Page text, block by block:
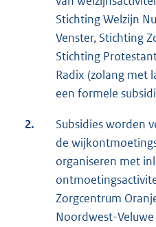
Stichting Welzijn
Venster, Stichting
Stichting
Radix (zolang met
een formele
2.
Subsidies worden
de
organiseren met
Zorgcentrum
Noordwest-